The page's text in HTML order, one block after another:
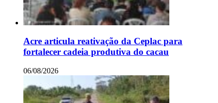
Acre articula reativação da Ceplac para
fortalecer cadeia produtiva do cacau
06/08/2026